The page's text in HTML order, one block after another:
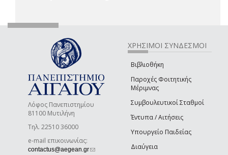
Λόφος Πανεπιστημίου
81100 Μυτιλήνη
Τηλ. 22510 36000
e-mail επικοινωνίας:
contactus@aegean.gr(link sends e-mail)
ΧΡΗΣΙΜΟΙ ΣΥΝΔΕΣΜΟΙ
Βιβλιοθήκη
Παροχές Φοιτητικής
Μέριμνας
Συμβουλευτικοί Σταθμοί
Έντυπα / Αιτήσεις
Υπουργείο Παιδείας
Διαύγεια